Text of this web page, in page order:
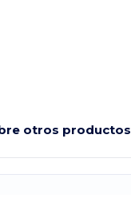
otros productos